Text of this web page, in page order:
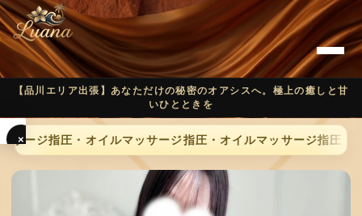
【品川エリア出張】あなただけの秘密のオアシスへ。極上の癒しと甘
いひとときを
×
サージ指圧・オイルマッサージ指圧・オイルマッサージ指圧・